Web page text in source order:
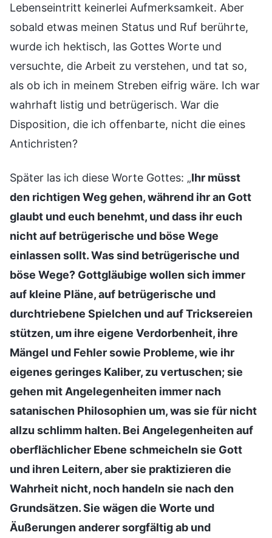
Lebenseintritt keinerlei Aufmerksamkeit. Aber
sobald etwas meinen Status und Ruf berührte,
wurde ich hektisch, las Gottes Worte und
versuchte, die Arbeit zu verstehen, und tat so,
als ob ich in meinem Streben eifrig wäre. Ich war
wahrhaft listig und betrügerisch. War die
Disposition, die ich offenbarte, nicht die eines
Antichristen?
Später las ich diese Worte Gottes: „Ihr müsst
den richtigen Weg gehen, während ihr an Gott
glaubt und euch benehmt, und dass ihr euch
nicht auf betrügerische und böse Wege
einlassen sollt. Was sind betrügerische und
böse Wege? Gottgläubige wollen sich immer
auf kleine Pläne, auf betrügerische und
durchtriebene Spielchen und auf Tricksereien
stützen, um ihre eigene Verdorbenheit, ihre
Mängel und Fehler sowie Probleme, wie ihr
eigenes geringes Kaliber, zu vertuschen; sie
gehen mit Angelegenheiten immer nach
satanischen Philosophien um, was sie für nicht
allzu schlimm halten. Bei Angelegenheiten auf
oberflächlicher Ebene schmeicheln sie Gott
und ihren Leitern, aber sie praktizieren die
Wahrheit nicht, noch handeln sie nach den
Grundsätzen. Sie wägen die Worte und
Äußerungen anderer sorgfältig ab und